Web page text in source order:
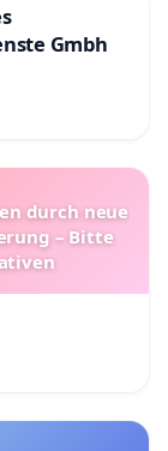
Gmbh
durch neue
– Bitte